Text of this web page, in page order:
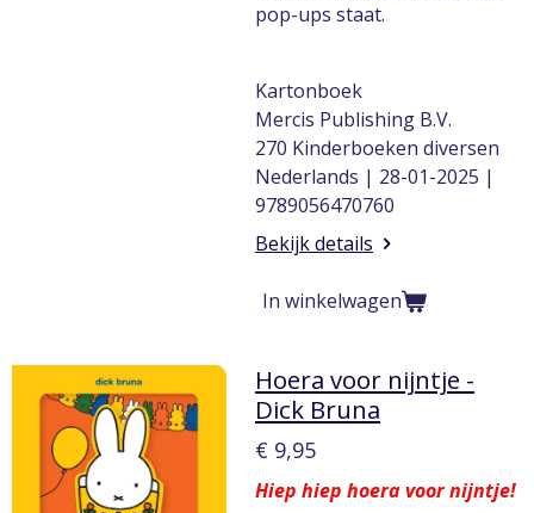
pop-ups staat.
Kartonboek
Mercis Publishing B.V.
270 Kinderboeken diversen
Nederlands | 28-01-2025 |
9789056470760
Bekijk details
In winkelwagen
Hoera voor nijntje -
Dick Bruna
€ 9,95
Hiep hiep hoera voor nijntje!